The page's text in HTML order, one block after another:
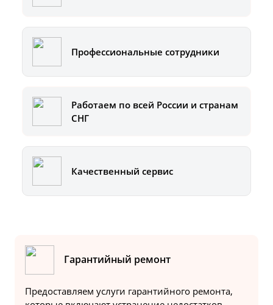
Профессиональные сотрудники
Работаем по всей России и странам
СНГ
Качественный сервис
Гарантийный ремонт
Предоставляем услуги гарантийного ремонта,